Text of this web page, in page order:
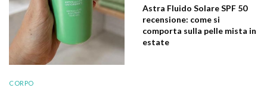
CORPO
Astra Fluido Solare SPF 50
recensione: come si
comporta sulla pelle mista in
estate